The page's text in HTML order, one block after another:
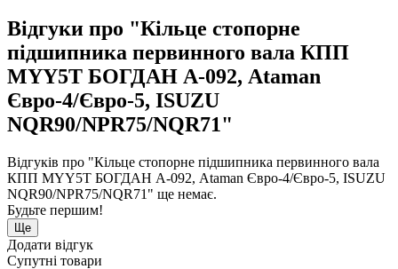
Відгуки про "Кільце стопорне
підшипника первинного вала КПП
MYY5T БОГДАН А-092, Ataman
Євро-4/Євро-5, ISUZU
NQR90/NPR75/NQR71"
Відгуків про "Кільце стопорне підшипника первинного вала
КПП MYY5T БОГДАН А-092, Ataman Євро-4/Євро-5, ISUZU
NQR90/NPR75/NQR71" ще немає.
Будьте першим!
Ще
Додати відгук
Супутні товари